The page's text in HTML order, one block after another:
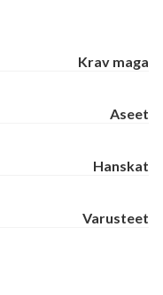
Krav maga
Aseet
Hanskat
Varusteet